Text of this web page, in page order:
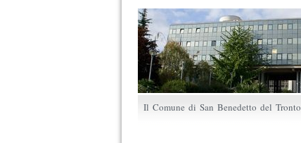
Il Comune di San Benedetto del Tronto